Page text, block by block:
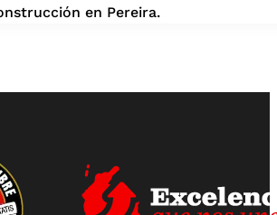
en Pereira.